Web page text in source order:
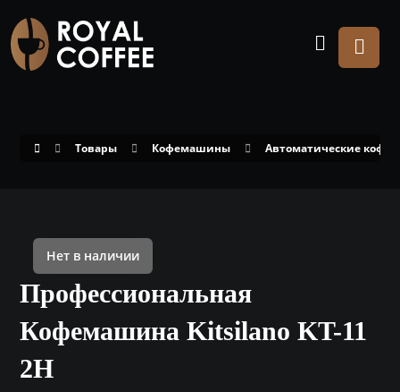
Товары Кофемашины Автоматические
Нет в наличии
Профессиональная
Кофемашина Kitsilano KT-11
2H